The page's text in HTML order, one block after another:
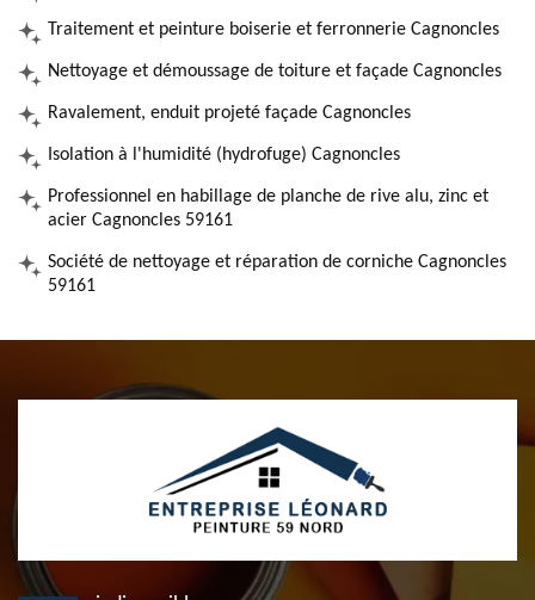
Traitement et peinture boiserie et ferronnerie Cagnoncles
Nettoyage et démoussage de toiture et façade Cagnoncles
Ravalement, enduit projeté façade Cagnoncles
Isolation à l'humidité (hydrofuge) Cagnoncles
Professionnel en habillage de planche de rive alu, zinc et
acier Cagnoncles 59161
Société de nettoyage et réparation de corniche Cagnoncles
59161